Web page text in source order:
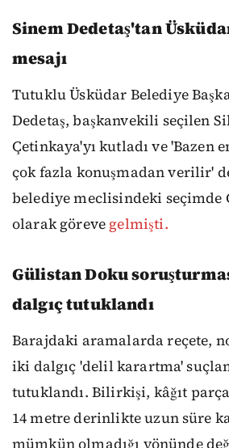
Sinem Dedetaş'tan
mesajı
Tutuklu Üsküdar Belediye
Dedetaş, başkanvekili seçilen
Çetinkaya'yı kutladı ve 'Bazen
çok fazla konuşmadan verilir'
belediye meclisindeki seçimde
olarak göreve gelmişti.
Gülistan Doku
dalgıç tutuklandı
Barajdaki aramalarda reçete,
iki dalgıç 'delil karartma'
tutuklandı. Bilirkişi, kâğıt
14 metre derinlikte uzun süre
mümkün olmadığı yönünde